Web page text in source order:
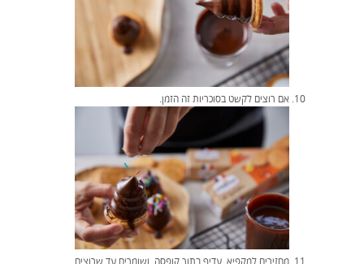
אם רוצים לקשט בסוכריות זה הזמן.